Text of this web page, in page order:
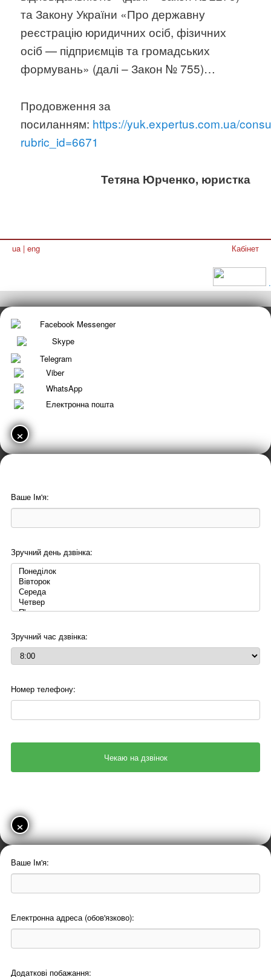
та Закону України «Про державну
реєстрацію юридичних осіб, фізичних
осіб — підприємців та громадських
формувань» (далі – Закон № 755)…
Продовження за
посиланням: https://yuk.expertus.com.ua/
rubric_id=6671
Тетяна Юрченко, юристка
ua | eng Кабінет
.
Facebook Messenger
Skype
Telegram
Viber
WhatsApp
Електронна пошта
×
Ваше Ім'я:
Зручний день дзвінка:
Зручний час дзвінка:
Номер телефону:
×
Ваше Ім'я:
Електронна адреса (обов'язково):
Додаткові побажання: